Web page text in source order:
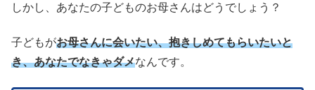
しかし、あなたの子どものお母さんはどうでしょう？
子どもがお母さんに会いたい、抱きしめてもらいたいと
き、あなたでなきゃダメなんです。